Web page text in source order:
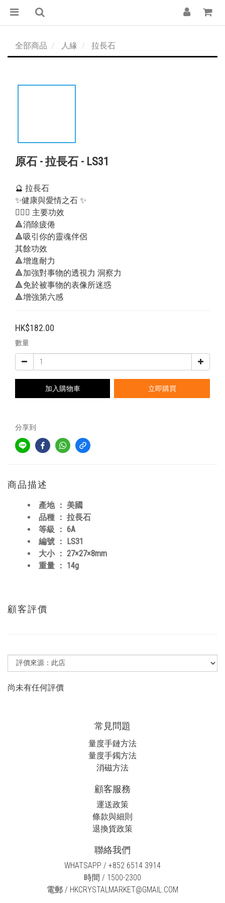
全部商品 人緣 拉長石
原石 - 拉長石 - LS31
🔮 拉長石
✨健康與愛情之石 ✨
💁🏻‍♀️ 主要功效
🔺消除疲倦
🔺吸引你的靈魂伴侶
其餘功效
🔺增進耐力
🔺加強對事物的透視力 洞察力
🔺免於被事物的表像所迷惑
🔺增強第六感
HK$182.00
數量
加入購物車 立即購買
分享到
商品描述
產地 ： 美國
品種 ： 拉長石
等級 ： 6A
編號 ： LS31
大小 ： 27×27×8mm
重量 ： 14g
顧客評價
尚未有任何評價
常見問題
量度手鏈方法
量度手鐲方法
消磁方法
顧客服務
運送政策
條款與細則
退換貨政策
聯絡我們
WHATSAPP / +852 6514 3914
時間 / 1500-2300
電郵 / HKCRYSTALMARKET@GMAIL.COM